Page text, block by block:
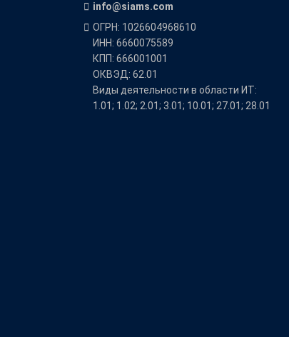
info@siams.com
ОГРН: 1026604968610
ИНН: 6660075589
КПП: 666001001
ОКВЭД: 62.01
Виды деятельности в области ИТ:
1.01; 1.02; 2.01; 3.01; 10.01; 27.01; 28.01